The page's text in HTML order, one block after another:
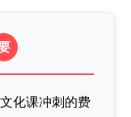
化课冲刺的费